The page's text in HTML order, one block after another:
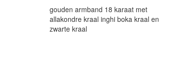
gouden armband 18 karaat met
allakondre kraal inghi boka kraal en
zwarte kraal